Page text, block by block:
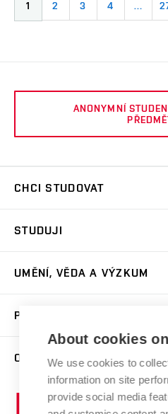
1 2 3 4 …
ANONYMNÍ
CHCI STUDOVAT
Přijímačky
Dny otevřených dveří
Přípravné kurzy
Studium bez bariér
Katedra teorií a dějin umění
Kabinety a dílny
STUDUJI
Časový plán studia
Studijní předpisy a formuláře
Studium a stáže v zahraničí
Rezidenční pobyty
Odborná praxe
UMĚNÍ, VĚDA A VÝZKUM
Publikační činnost
Projekty
Výstavy
PRO VEŘEJNOST
Letní školy a semestrální kurzy
Nakladatelská a vydavatelská
Research Catalogue
O FAKULTĚ
Aktuality
About cookies
We use cookies to
information on site
provide social media